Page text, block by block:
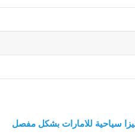
سياحية للامارات بشكل مفصل